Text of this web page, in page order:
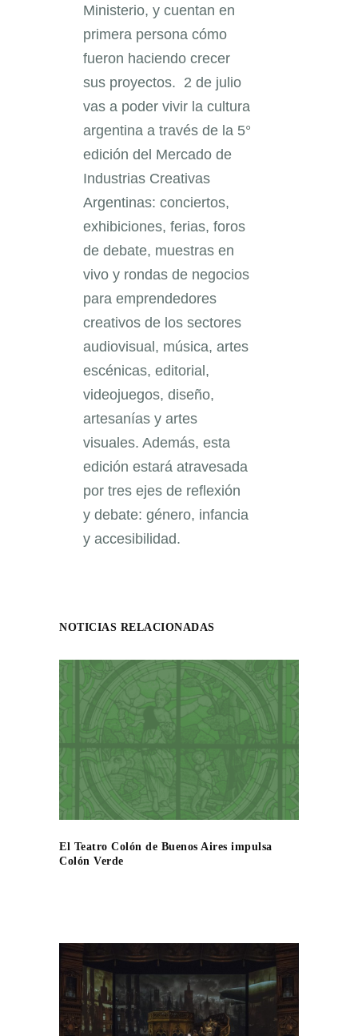
Ministerio, y cuentan en
primera persona cómo
fueron haciendo crecer
sus proyectos. 2 de julio
vas a poder vivir la cultura
argentina a través de la 5°
edición del Mercado de
Industrias Creativas
Argentinas: conciertos,
exhibiciones, ferias, foros
de debate, muestras en
vivo y rondas de negocios
para emprendedores
creativos de los sectores
audiovisual, música, artes
escénicas, editorial,
videojuegos, diseño,
artesanías y artes
visuales. Además, esta
edición estará atravesada
por tres ejes de reflexión
y debate: género, infancia
y accesibilidad.
NOTICIAS RELACIONADAS
El Teatro Colón de Buenos Aires impulsa
Colón Verde